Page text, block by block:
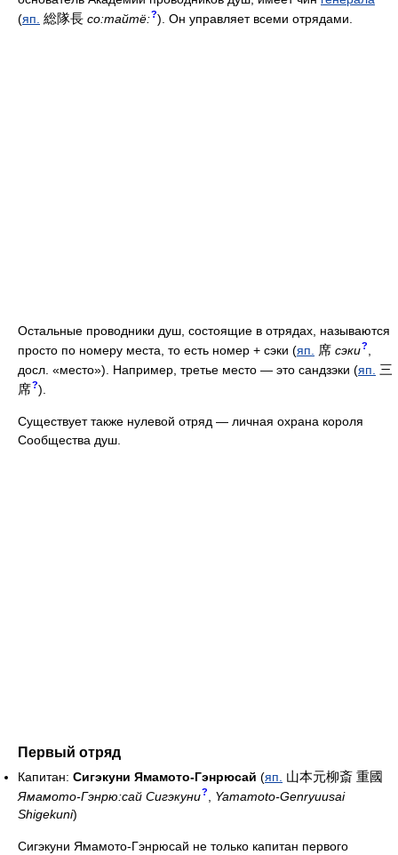
(яп. 総隊長 со:тайтё:?). Он управляет всеми отрядами.
Остальные проводники душ, состоящие в отрядах, называются
просто по номеру места, то есть номер + сэки (яп. 席 сэки?
досл. «место»). Например, третье место — это сандзэки (яп.
三
席?).
Существует также нулевой отряд — личная охрана короля
Сообщества душ.
Первый отряд
Капитан: Сигэкуни Ямамото-Гэнрюсай (яп. 山本元柳斎 重國
Ямамото-Гэнрю:сай Сигэкуни?
Yamamoto-Genryuusai
Shigekuni)
Сигэкуни Ямамото-Гэнрюсай не только капитан первого